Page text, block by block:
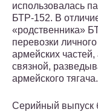
использовалась
БТР-152. В
«родственника»
перевозки
армейских
связной,
армейского тягача.
Серийный выпуск